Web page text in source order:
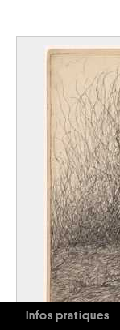
Infos pratiques